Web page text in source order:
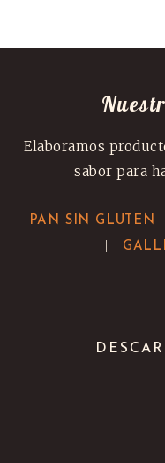
Elaboramos
sabor para
PAN SIN GLUTEN
|